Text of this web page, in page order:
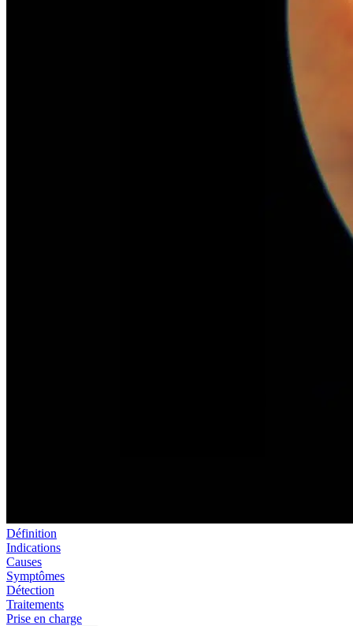
Définition
Indications
Causes
Symptômes
Détection
Traitements
Prise en charge